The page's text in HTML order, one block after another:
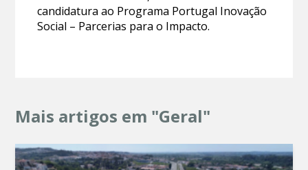
candidatura ao Programa Portugal Inovação
Social – Parcerias para o Impacto.
Mais artigos em "Geral"